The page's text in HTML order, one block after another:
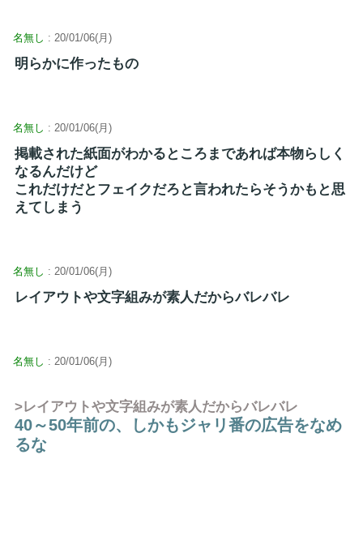
名無し : 20/01/06(月)
明らかに作ったもの
名無し : 20/01/06(月)
掲載された紙面がわかるところまであれば本物らしく
なるんだけど
これだけだとフェイクだろと言われたらそうかもと思
えてしまう
名無し : 20/01/06(月)
レイアウトや文字組みが素人だからバレバレ
名無し : 20/01/06(月)
>レイアウトや文字組みが素人だからバレバレ
40～50年前の、しかもジャリ番の広告をなめ
るな